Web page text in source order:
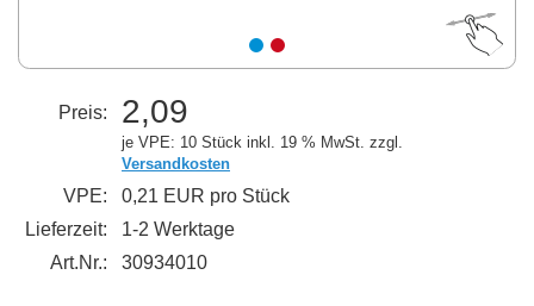
Preis: 2,09
je VPE: 10 Stück inkl. 19 % MwSt. zzgl.
Versandkosten
VPE:
0,21 EUR pro Stück
Lieferzeit:
1-2 Werktage
Art.Nr.:
30934010